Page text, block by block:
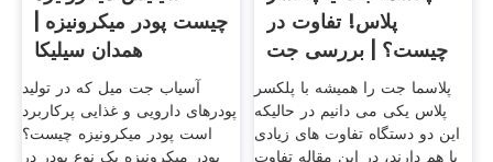
چیست پودر میکرونیزه |
همدان سیلیکا
آسیاب جت میل که در تولید
پودرهای دارویی و غذایی پرکاربرد
است پودر میکرونیزه چیست؟
پودر میکرونیزه یک نوع پودر در
پلاس! تفاوت در
چیست؟ | بررسی جت
پلاسما
پلاسما جت را همیشه با پلکسر
پلاس یکی می دانیم در حالیکه
این دو دستگاه تفاوت های زیادی
با هم دارند، در این مقاله تفاوت